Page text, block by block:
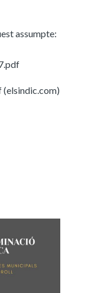
assumpte:
(elsindic.com)